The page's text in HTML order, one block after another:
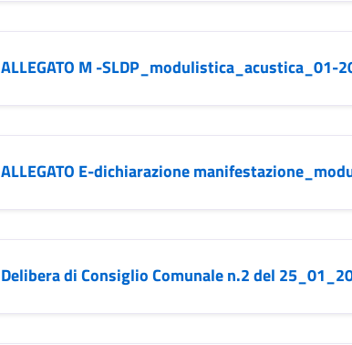
ALLEGATO M -SLDP_modulistica_acustica_01-
ALLEGATO E-dichiarazione
Delibera di Consiglio Comunale n.2 del